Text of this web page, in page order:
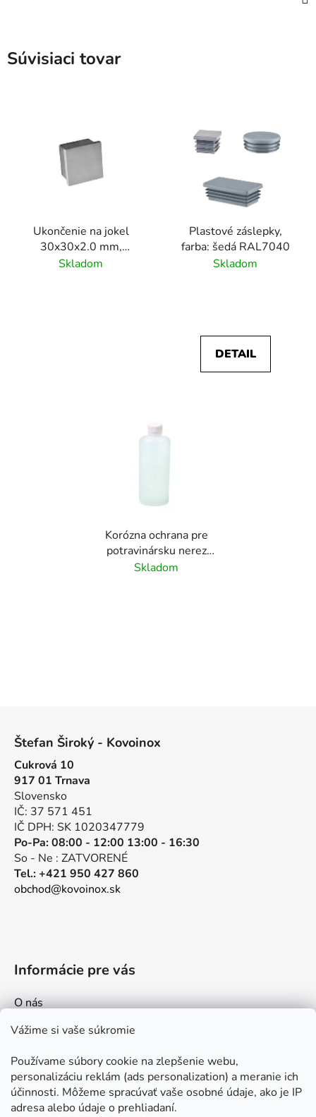
Vážime si vaše súkromie
Používame súbory cookie na zlepšenie webu,
personalizáciu reklám (ads personalization) a meranie ich
účinnosti. Môžeme spracúvať vaše osobné údaje, ako je IP
adresa alebo údaje o prehliadaní.
Súvisiaci tovar
Ukončenie na jokel
30x30x2.0 mm,
brúsený povrch
Skladom
Plastové záslepky,
farba: šedá RAL7040
Skladom
DETAIL
Korózna ochrana pre
potravinársku nerez
0,25 l
Skladom
Štefan Široký - Kovoinox
Cukrová 10
917 01 Trnava
Slovensko
IČ: 37 571 451
IČ DPH: SK 1020347779
Po-Pa: 08:00 - 12:00 13:00 - 16:30
So - Ne : ZATVORENÉ
Tel.: +421 950 427 860
obchod@kovoinox.sk
Informácie pre vás
O nás
Kontakt
Ako nakupovať
Obchodné podmienky
Ochrana osobných údajov